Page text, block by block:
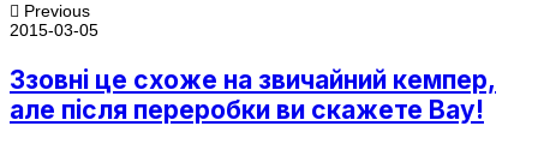
Previous
2015-03-05
Ззовні це схоже на звичайний кемпер,
але після переробки ви скажете Вау!